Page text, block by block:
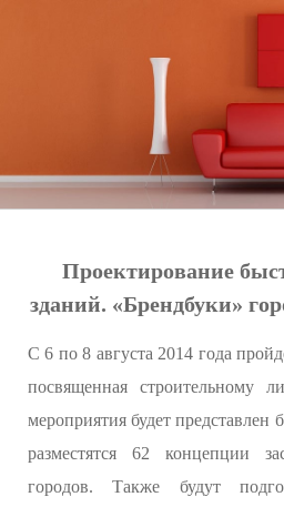
Проектирование
зданий. «Брендбуки»
С 6 по 8 августа 2014 года
посвященная строительному
мероприятия будет
разместятся 62 концепции
городов. Также будут